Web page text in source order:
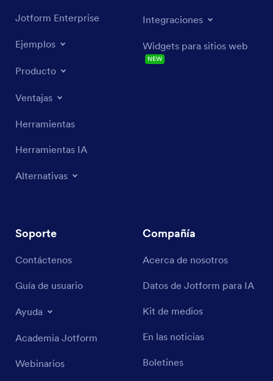
Jotform Enterprise
Ejemplos
Producto
Ventajas
Herramientas
Herramientas IA
Alternativas
Integraciones
Widgets para sitios web
NEW
Soporte
Contáctenos
Guía de usuario
Ayuda
Academia Jotform
Webinarios
Compañía
Acerca de nosotros
Datos de Jotform para IA
Kit de medios
En las noticias
Boletines